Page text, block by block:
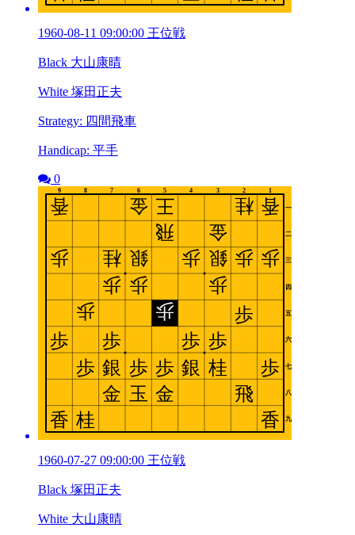
1960-08-11 09:00:00 王位戦
Black 大山康晴
White 塚田正夫
Strategy: 四間飛車
Handicap: 平手
0
1960-07-27 09:00:00 王位戦
Black 塚田正夫
White 大山康晴